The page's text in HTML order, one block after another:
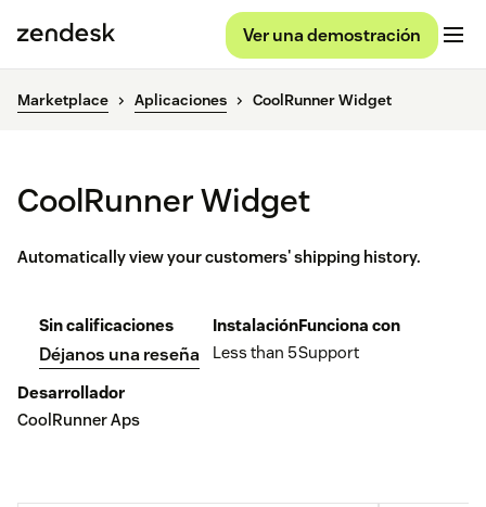
Ver una demostración
Marketplace Aplicaciones CoolRunner Widget
CoolRunner Widget
Automatically view your customers' shipping history.
Sin calificaciones
Déjanos una reseña
Instalación
Less than 5
Funciona con
Support
Desarrollador
CoolRunner Aps